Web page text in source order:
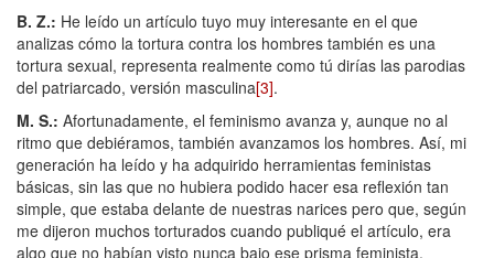
B. Z.: He leído un artículo tuyo muy interesante en el que
analizas cómo la tortura contra los hombres también es una
tortura sexual, representa realmente como tú dirías las parodias
del patriarcado, versión masculina[3].
M. S.: Afortunadamente, el feminismo avanza y, aunque no al
ritmo que debiéramos, también avanzamos los hombres. Así, mi
generación ha leído y ha adquirido herramientas feministas
básicas, sin las que no hubiera podido hacer esa reflexión tan
simple, que estaba delante de nuestras narices pero que, según
me dijeron muchos torturados cuando publiqué el artículo, era
algo que no habían visto nunca bajo ese prisma feminista.